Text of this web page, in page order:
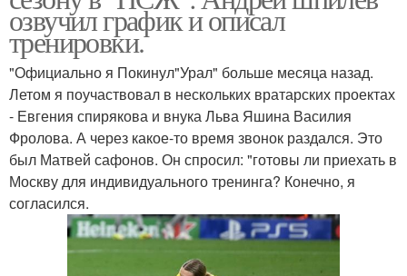
озвучил график и описал
тренировки.
"Официально я Покинул"Урал" больше месяца назад.
Летом я поучаствовал в нескольких вратарских проектах
- Евгения спирякова и внука Льва Яшина Василия
Фролова. А через какое-то время звонок раздался. Это
был Матвей сафонов. Он спросил: "готовы ли приехать в
Москву для индивидуального тренинга? Конечно, я
согласился.